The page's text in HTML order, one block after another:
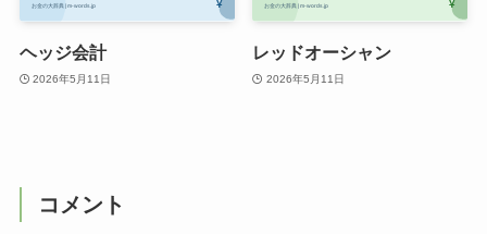
ヘッジ会計
2026年5月11日
レッドオーシャン
2026年5月11日
コメント